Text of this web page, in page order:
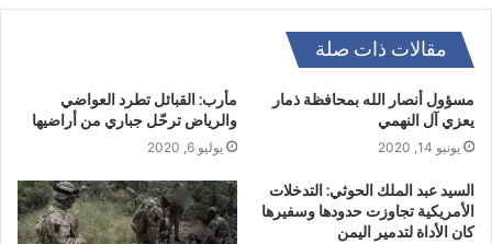
مقالات ذات صلة
مسؤول أنصار الله بمحافظة ذمار
يعزي آل النهمي
يونيو 14, 2020
مأرب: القبائل تطرد العواضي
والرياض ترحّل جباري من أراضيها
يوليو 6, 2020
السيد عبد الملك الحوثي: التدخلات
الأمريكية تجاوزت حدودها وسفيرها
كان الأداة لتدمير اليمن